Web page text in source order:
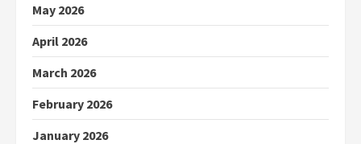
May 2026
April 2026
March 2026
February 2026
January 2026